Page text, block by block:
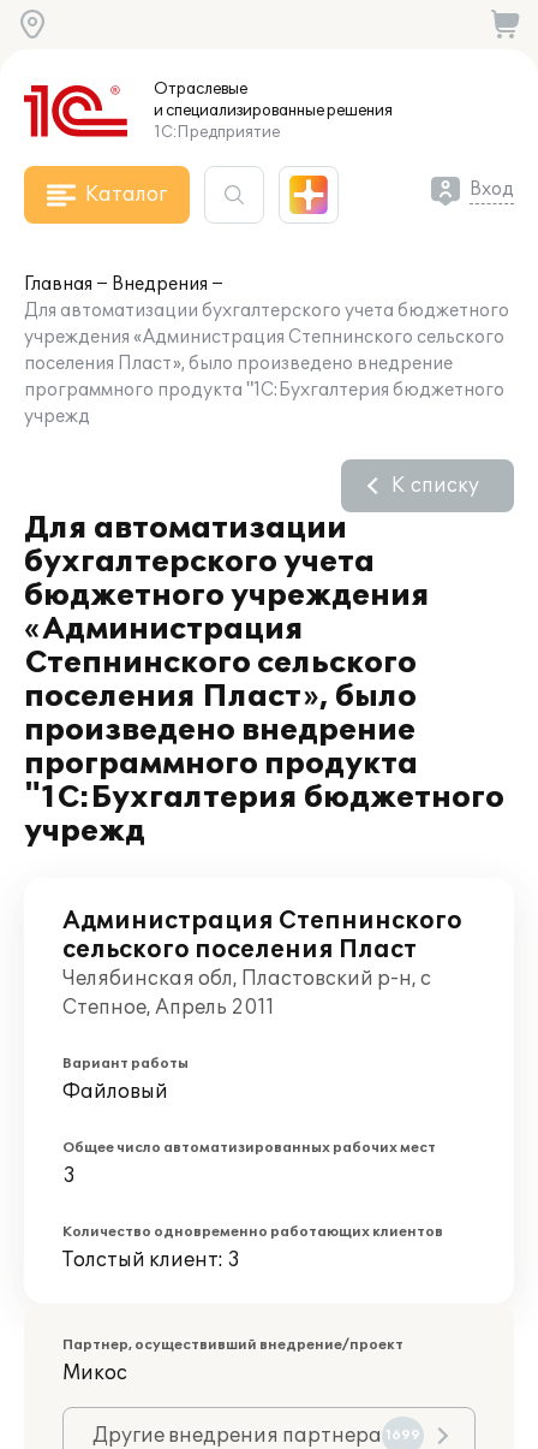
Отраслевые
и специализированныерешения
1С:Предприятие
Каталог Вход
Главная
Внедрения
Для автоматизации бухгалтерского учета бюджетного
учреждения «Администрация Степнинского сельского
поселения Пласт», было произведено внедрение
программного продукта "1С:Бухгалтерия бюджетного
учрежд
Для автоматизации
бухгалтерского учета
бюджетного учреждения
«Администрация
Степнинского сельского
поселения Пласт», было
произведено внедрение
программного продукта
"1С:Бухгалтерия бюджетного
учрежд
К списку
Администрация Степнинского
сельского поселения Пласт
Челябинская обл, Пластовский р-н, с
Степное, Апрель 2011
Вариант работы
Файловый
Общее число автоматизированных рабочих мест
3
Количество одновременно работающих клиентов
Толстый клиент: 3
Партнер, осуществивший внедрение/проект
Микос
Другие внедрения партнера 1699